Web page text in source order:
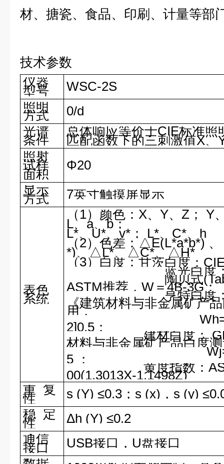
材、搪瓷、食品、印刷、计量等部
技术参数
仪器
型号
WSC-2S
照明
方式
0/d
光谱
条件
总体响应等价于CIE标准照
匹配函数下的三刺激值X、
照射
试样
面积
Φ20
显示
方式 7英寸触摸屏显示
表色
系统
（1）颜色：X、Y、Z； Y
L、a、b；
L*、U*、v*； L*、C*、h
（2）色差：△E(L*a*b*)
*)、△L*、△C*、△H*
（3）白度：甘茨白度：
蓝光白度
陶贝式
ASTM推荐，W＝4B-3G；
亨特白度
《建筑材料与非金属矿产
用，
Wh=100-
2]0.5 ；
建材白度： GB/T
材料与非金属矿产品白度
5 ；
黄度指数：ASTM
00(1.3013X-1.1498Z)
重 复
性 s (Y) ≤0.3；s (x)，s (y)
稳 定
性
Δh (Y) ≤0.2
通信
接口 USB接口，U盘接口